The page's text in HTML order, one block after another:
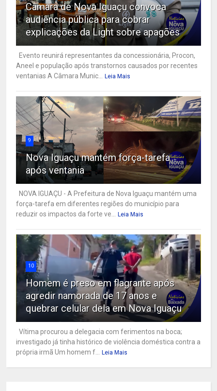
Câmara de Nova Iguaçu convoca
audiência pública para cobrar
explicações da Light sobre apagões
Evento reunirá representantes da concessionária, Procon,
Aneel e população após transtornos causados por recentes
ventanias A Câmara Munic...
Leia Mais
9
Nova Iguaçu mantém força-tarefa
após ventania
NOVA IGUAÇU - A Prefeitura de Nova Iguaçu mantém uma
força-tarefa em diferentes regiões do município para
reduzir os impactos da forte ve...
Leia Mais
10
Homem é preso em flagrante após
agredir namorada de 17 anos e
quebrar celular dela em Nova Iguaçu
Vítima procurou a delegacia com ferimentos na boca;
investigado já tinha histórico de violência doméstica contra a
própria irmã Um homem f...
Leia Mais